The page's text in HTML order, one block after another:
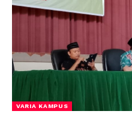
VARIA KAMPUS